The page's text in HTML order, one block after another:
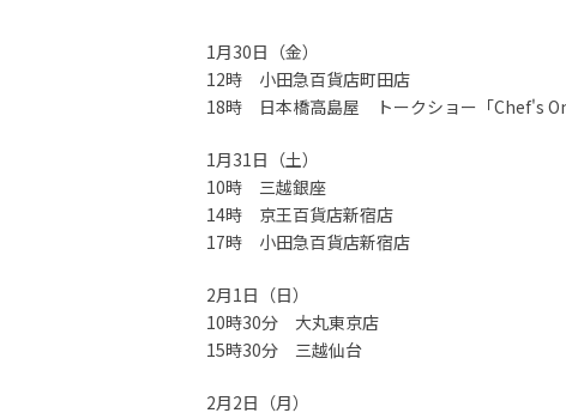
1月30日（金）
12時 小田急百貨店町田店
18時 日本橋高島屋 トークショー「Chef's On
1月31日（土）
10時 三越銀座
14時 京王百貨店新宿店
17時 小田急百貨店新宿店
2月1日（日）
10時30分 大丸東京店
15時30分 三越仙台
2月2日（月）